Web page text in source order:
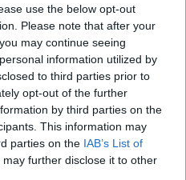
use the below opt-out
Please note that after your
may continue seeing
information utilized by
to third parties prior to
opt-out of the further
by third parties on the
This information may
parties on the IAB’s List of
may further disclose it to other
művész egy kitalált
együttes különböző karakterű
kiállításon kartonból kivágott
klipjük is látható, amelyben
egy fáradt hang mondja fel,
hallatszik.
jól el lehet képzelni,